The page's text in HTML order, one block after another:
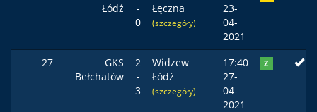
Łódź
-
0
Łęczna
(szczegóły)
23-
04-
2021
27
GKS
Bełchatów
2
-
3
Widzew
Łódź
(szczegóły)
17:40
27-
04-
2021
Z